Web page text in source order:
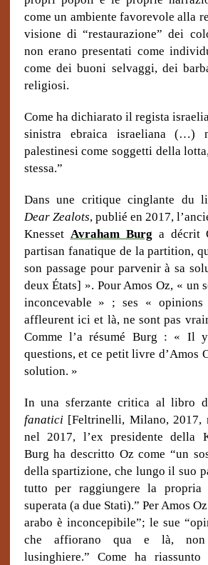
come un ambiente favorevole alla
visione di “restaurazione” dei
non erano presentati come
come dei buoni selvaggi, dei
religiosi.
Come ha dichiarato il regista
sinistra ebraica israeliana (…)
palestinesi come soggetti della
stessa.”
Dans une critique cinglante du
Dear Zealots, publié en 2017,
Knesset Avraham Burg a décrit
partisan fanatique de la partition,
son passage pour parvenir à sa
deux États] ». Pour Amos Oz, « un
inconcevable » ; ses « opinions
affleurent ici et là, ne sont pas
Comme l’a résumé Burg : « Il
questions, et ce petit livre d’Amos
solution. »
In una sferzante critica al libro
fanatici [Feltrinelli, Milano, 2017,
nel 2017, l’ex presidente della
Burg ha descritto Oz come “un
della spartizione, che lungo il suo
tutto per raggiungere la propria
superata (a due Stati).” Per Amos
arabo è inconcepibile”; le sue
che affiorano qua e là, non
lusinghiere.” Come ha